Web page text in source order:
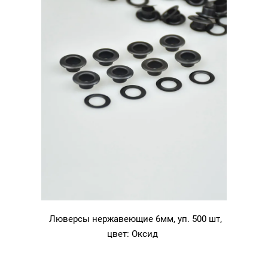
Люверсы нержавеющие 6мм, уп. 500 шт,
цвет: Оксид